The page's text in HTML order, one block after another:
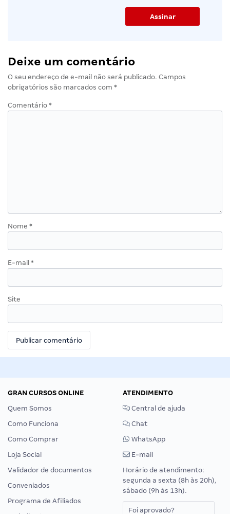
Deixe um comentário
O seu endereço de e-mail não será publicado. Campos
obrigatórios são marcados com *
Comentário *
Nome *
E-mail *
Site
GRAN CURSOS ONLINE
Quem Somos
Como Funciona
Como Comprar
Loja Social
Validador de documentos
Conveniados
Programa de Afiliados
ATENDIMENTO
Central de ajuda
Chat
WhatsApp
E-mail
Horário de atendimento:
segunda a sexta (8h às 20h),
sábado (9h às 13h).
Foi aprovado?